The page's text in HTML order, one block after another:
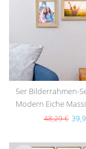
5er Bilderrahmen-
Modern Eiche
Collection |
48,29 €